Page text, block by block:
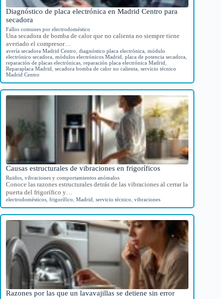
Diagnóstico de placa electrónica en Madrid Centro para
secadora
Fallos comunes por electrodoméstico
Una secadora de bomba de calor que no calienta no siempre tiene
averiado el compresor…
avería secadora Madrid Centro diagnóstico placa electrónica módulo
electrónico secadora módulos electrónicos Madrid placa de potencia secadora
reparación de placas electrónicas reparación placa electrónica Madrid
Reparaplaca Madrid
secadora bomba de calor no calienta servicio técnico
Madrid Centro
Causas estructurales de vibraciones en frigoríficos
Ruidos, vibraciones y comportamientos anómalos
Conoce las razones estructurales detrás de las vibraciones al cerrar la
puerta del frigorífico y…
electrodomésticos frigorífico Madrid servicio técnico vibraciones
Razones por las que un lavavajillas se detiene sin error